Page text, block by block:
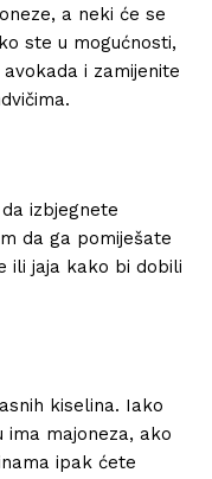
a neki će se
ste u mogućnosti,
i zamijenite
izbjegnete
da ga pomiješate
ili jaja kako bi dobili
kiselina. Iako
ima majoneza, ako
ipak ćete